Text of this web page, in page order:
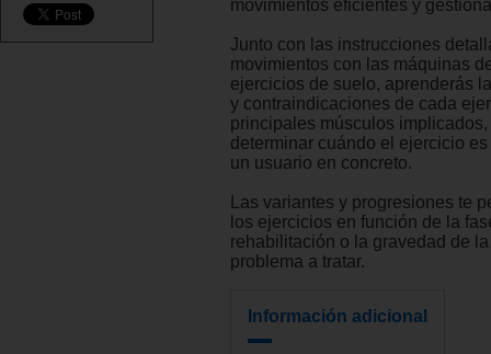
movimientos eficientes y
Junto con las instrucciones
movimientos con las máquinas
ejercicios de suelo, aprenderás
y contraindicaciones de cada
principales músculos
determinar cuándo el ejercicio
un usuario en concreto.
Las variantes y progresiones te
los ejercicios en función de la
rehabilitación o la gravedad de
problema a tratar.
Información adicional